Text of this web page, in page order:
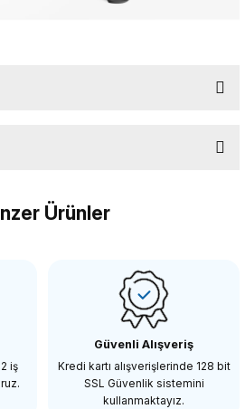
Yorum YazÜrünler
Jack Girişli Telefon Mikrofonu
iş
Güvenli Alışveriş
Kredi kartı alışverişlerinde 128 bit
SSL Güvenlik sistemini
kullanmaktayız.